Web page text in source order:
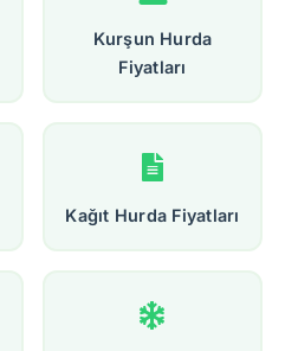
Kurşun Hurda
Fiyatları
Kağıt Hurda Fiyatları